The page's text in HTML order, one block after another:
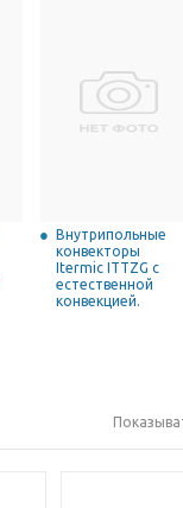
Внутрипольные
конвекторы
Itermic ITTZG с
естественной
конвекцией.